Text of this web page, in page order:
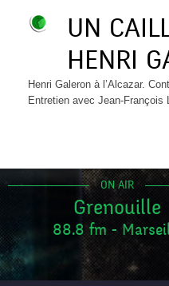
UN
HENRI
Henri Galeron à l’Alcazar.
Entretien avec Jean-François
ON AIR
Grenouille
88.8 fm -